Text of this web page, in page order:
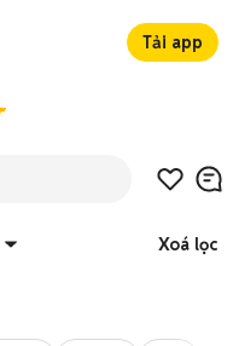
Tải app
Xoá lọc